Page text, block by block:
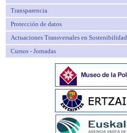
Transparencia
Protección de datos
Actuaciones Transversales en Sostenibilidad
Cursos - Jornadas